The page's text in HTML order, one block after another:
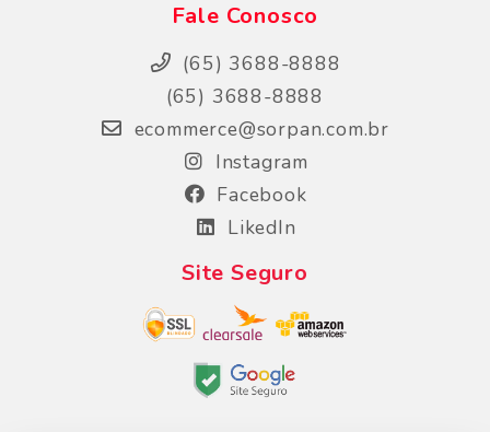
Fale Conosco
(65) 3688-8888
(65) 3688-8888
ecommerce@sorpan.com.br
Instagram
Facebook
LikedIn
Site Seguro